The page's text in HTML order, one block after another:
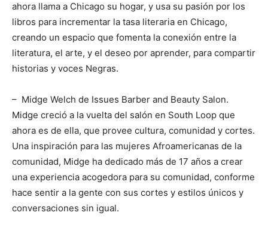
ahora llama a Chicago su hogar, y usa su pasión por los
libros para incrementar la tasa literaria en Chicago,
creando un espacio que fomenta la conexión entre la
literatura, el arte, y el deseo por aprender, para compartir
historias y voces Negras.
– Midge Welch de Issues Barber and Beauty Salon.
Midge creció a la vuelta del salón en South Loop que
ahora es de ella, que provee cultura, comunidad y cortes.
Una inspiración para las mujeres Afroamericanas de la
comunidad, Midge ha dedicado más de 17 años a crear
una experiencia acogedora para su comunidad, conforme
hace sentir a la gente con sus cortes y estilos únicos y
conversaciones sin igual.